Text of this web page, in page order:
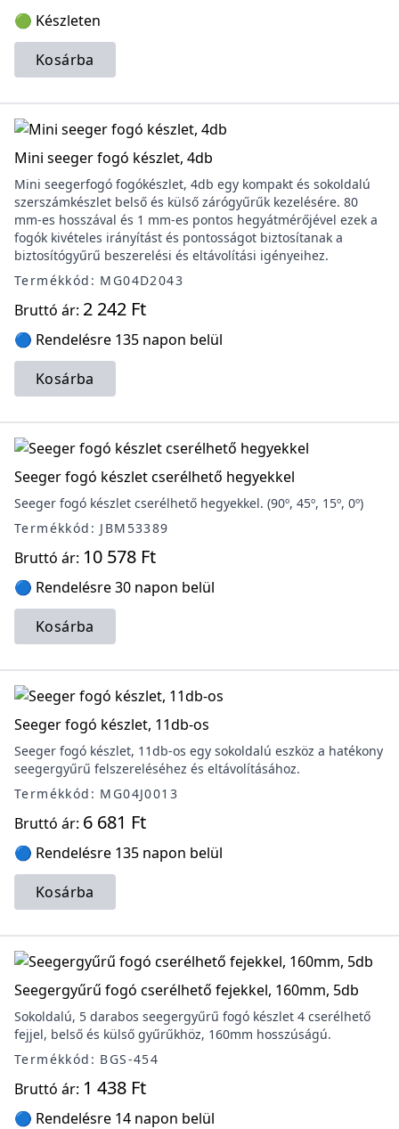
🟢 Készleten
Kosárba
Mini seeger fogó készlet, 4db
Mini seegerfogó fogókészlet, 4db egy kompakt és sokoldalú
szerszámkészlet belső és külső zárógyűrűk kezelésére. 80
mm-es hosszával és 1 mm-es pontos hegyátmérőjével ezek a
fogók kivételes irányítást és pontosságot biztosítanak a
biztosítógyűrű beszerelési és eltávolítási igényeihez.
Termékkód: MG04D2043
Bruttó ár: 2 242 Ft
🔵 Rendelésre 135 napon belül
Kosárba
Seeger fogó készlet cserélhető hegyekkel
Seeger fogó készlet cserélhető hegyekkel. (90º, 45º, 15º, 0º)
Termékkód: JBM53389
Bruttó ár: 10 578 Ft
🔵 Rendelésre 30 napon belül
Kosárba
Seeger fogó készlet, 11db-os
Seeger fogó készlet, 11db-os egy sokoldalú eszköz a hatékony
seegergyűrű felszereléséhez és eltávolításához.
Termékkód: MG04J0013
Bruttó ár: 6 681 Ft
🔵 Rendelésre 135 napon belül
Kosárba
Seegergyűrű fogó cserélhető fejekkel, 160mm, 5db
Sokoldalú, 5 darabos seegergyűrű fogó készlet 4 cserélhető
fejjel, belső és külső gyűrűkhöz, 160mm hosszúságú.
Termékkód: BGS-454
Bruttó ár: 1 438 Ft
🔵 Rendelésre 14 napon belül